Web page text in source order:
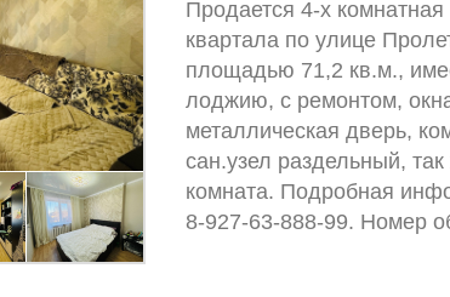
Продается 4-х
квартала по улице
площадью 71,2 кв.м.,
лоджию, с ремонтом,
металлическая дверь,
сан.узел раздельный,
комната. Подробная